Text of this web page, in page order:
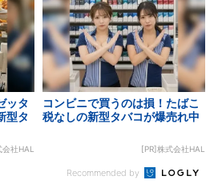
ッタ
型タ
社HAL
コンビニで買うのは損！たばこ
税なしの新型タバコが爆売れ中
[PR]株式会社HAL
Recommended by